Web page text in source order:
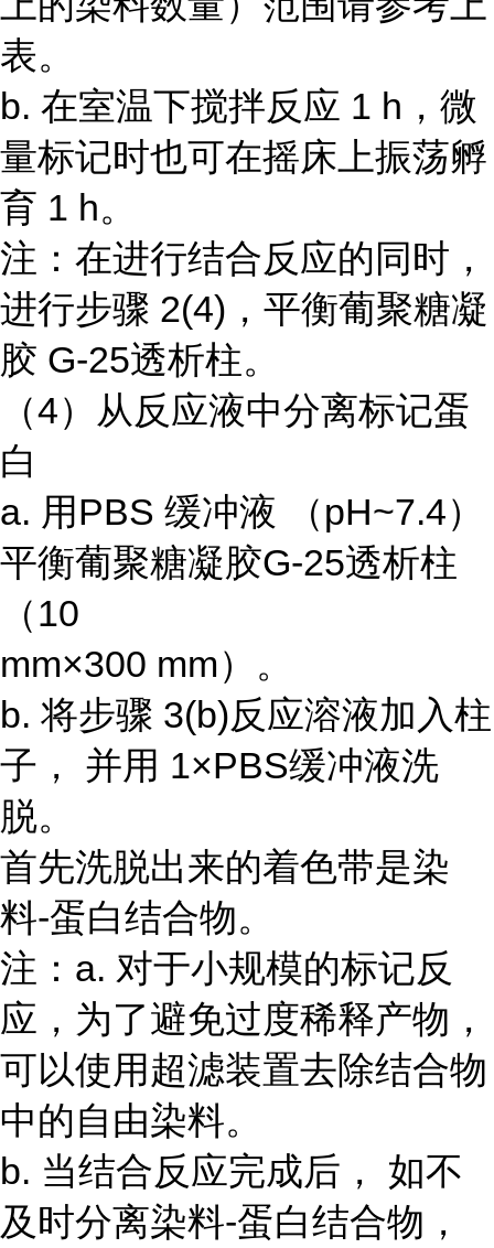
表。
b. 在室温下搅拌反应 1 h，微
量标记时也可在摇床上振荡孵
育 1 h。
注：在进行结合反应的同时，
进行步骤 2(4)，平衡葡聚糖凝
胶 G-25透析柱。
（4）从反应液中分离标记蛋
白
a. 用PBS 缓冲液 （pH~7.4）
平衡葡聚糖凝胶G-25透析柱
（10
mm×300 mm）。
b. 将步骤 3(b)反应溶液加入柱
子， 并用 1×PBS缓冲液洗
脱。
首先洗脱出来的着色带是染
料-蛋白结合物。
注：a. 对于小规模的标记反
应，为了避免过度稀释产物，
可以使用超滤装置去除结合物
中的自由染料。
b. 当结合反应完成后， 如不
及时分离染料-蛋白结合物，